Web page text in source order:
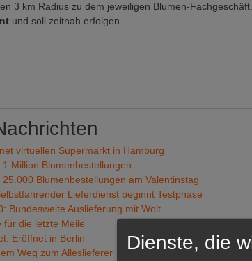
3 km Radius zu dem jeweiligen Blumen-
und soll zeitnah erfolgen.
virtuellen Supermarkt in Hamburg
Million Blumenbestellungen
Blumenbestellungen am Valentinstag
Lieferdienst beginnt Testphase
Bundesweite Auslieferung mit Wolt
für die letzte Meile
Eröffnet in Berlin
Weg zum Alleslieferer
Dienste, die